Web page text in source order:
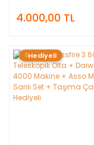
Makinesi + Kendo 4x İp
4.000,00 TL
Hediyeli